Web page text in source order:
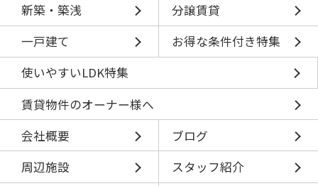
新築・築浅
分譲賃貸
一戸建て
お得な条件付き特集
使いやすいLDK特集
賃貸物件のオーナー様へ
会社概要
ブログ
周辺施設
スタッフ紹介